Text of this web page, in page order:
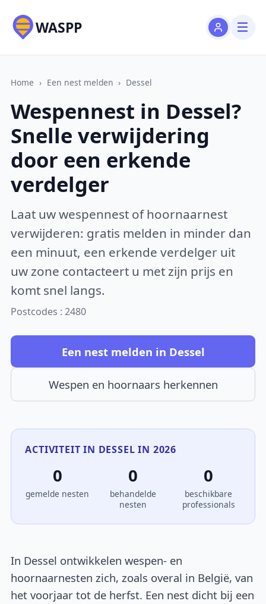
WASPP
Home › Een nest melden › Dessel
Wespennest in Dessel?
Snelle verwijdering
door een erkende
verdelger
Laat uw wespennest of hoornaarnest
verwijderen: gratis melden in minder dan
een minuut, een erkende verdelger uit
uw zone contacteert u met zijn prijs en
komt snel langs.
Postcodes : 2480
Een nest melden in Dessel
Wespen en hoornaars herkennen
ACTIVITEIT IN DESSEL IN 2026
0
gemelde nesten
0
behandelde
nesten
0
beschikbare
professionals
In Dessel ontwikkelen wespen- en
hoornaarnesten zich, zoals overal in België, van
het voorjaar tot de herfst. Een nest dicht bij een